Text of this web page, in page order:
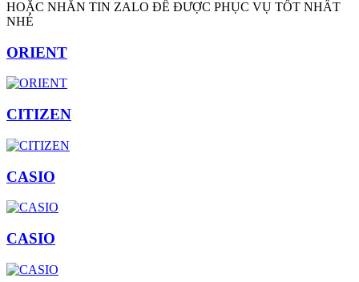
HOẶC NHẮN TIN ZALO ĐỂ ĐƯỢC PHỤC VỤ TỐT NHẤT
NHÉ
ORIENT
CITIZEN
CASIO
CASIO